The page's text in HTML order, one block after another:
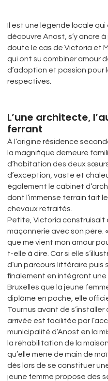
Il est une légende locale
découvre Anost, s’y ancre à
doute le cas de Victoria et
qui ont su combiner amour
d’adoption et passion pour
respectives.
L’une architecte,
ferrant
À l’origine résidence
la magnifique demeure
d’habitation des deux
d’exception, vaste et
également le cabinet
dont l’immense terrain fait
chevaux retraités.
Petite, Victoria construisait
maçonnerie avec son père.
que me vient mon amour
t-elle à dire. Car si elle
d’un parcours littéraire puis
finalement en intégrant
Bruxelles que la jeune
diplôme en poche, elle
Tournus avant de s’installer
arrivée est facilitée par
municipalité d’Anost en la
la réhabilitation de la
qu’elle mène de main de
dès lors de se constituer
jeune femme propose des